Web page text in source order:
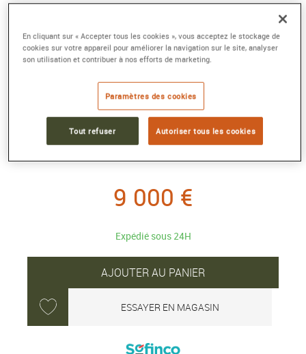
TAG HEUER CARRERA CHRONOGRAPH
Automatique, 39 mm, Acier
Référence : CBS2214.FC6567
Collection :TAG Heuer CARRERA
Alliant l'essence sportive de la Carrera à des diamants
Heuer de 39 mm adopte le design innovant Glassbox de la
9 000 €
Expédié sous 24H
AJOUTER AU PANIER
ESSAYER EN MAGASIN
En cliquant sur « Accepter tous les cookies », vous acceptez le stockage de
cookies sur votre appareil pour améliorer la navigation sur le site, analyser
son utilisation et contribuer à nos efforts de marketing.
Paramètres des cookies
Tout refuser Autoriser tous les cookies